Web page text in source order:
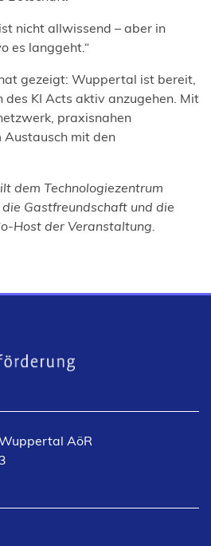
nicht allwissend – aber in
es langgeht.“
gezeigt: Wuppertal ist bereit,
des KI Acts aktiv anzugehen. Mit
praxisnahen
Austausch mit den
dem Technologiezentrum
Gastfreundschaft und die
Host der Veranstaltung.
AöR